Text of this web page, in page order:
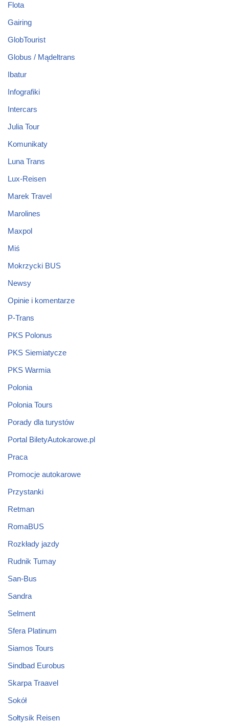
Flota
Gairing
GlobTourist
Globus / Mądeltrans
Ibatur
Infografiki
Intercars
Julia Tour
Komunikaty
Luna Trans
Lux-Reisen
Marek Travel
Marolines
Maxpol
Miś
Mokrzycki BUS
Newsy
Opinie i komentarze
P-Trans
PKS Polonus
PKS Siemiatycze
PKS Warmia
Polonia
Polonia Tours
Porady dla turystów
Portal BiletyAutokarowe.pl
Praca
Promocje autokarowe
Przystanki
Retman
RomaBUS
Rozkłady jazdy
Rudnik Tumay
San-Bus
Sandra
Selment
Sfera Platinum
Siamos Tours
Sindbad Eurobus
Skarpa Traavel
Sokół
Sołtysik Reisen